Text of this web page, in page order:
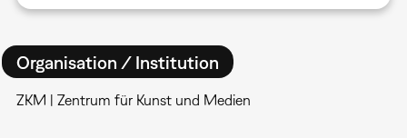
Organisation / Institution
ZKM | Zentrum für Kunst und Medien